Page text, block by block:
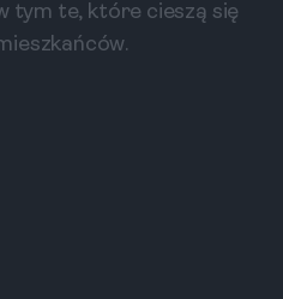
tym te, które cieszą się